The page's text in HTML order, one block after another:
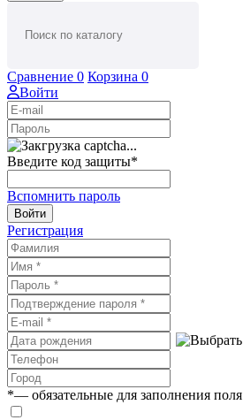
Сравнение 0 Корзина 0
Войти
Введите код защиты*
Вспомнить пароль
Войти
Регистрация
*— обязательные для заполнения поля